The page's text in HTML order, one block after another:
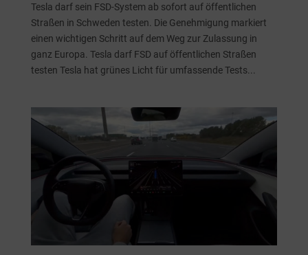
Tesla darf sein FSD-System ab sofort auf öffentlichen
Straßen in Schweden testen. Die Genehmigung markiert
einen wichtigen Schritt auf dem Weg zur Zulassung in
ganz Europa. Tesla darf FSD auf öffentlichen Straßen
testen Tesla hat grünes Licht für umfassende Tests...